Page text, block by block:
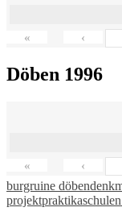
« ‹
Döben 1996
« ‹
burgruine döben
projektpraktika